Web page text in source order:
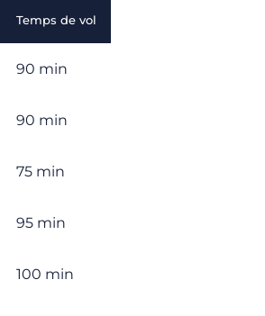
Temps de vol
90 min
90 min
75 min
95 min
100 min